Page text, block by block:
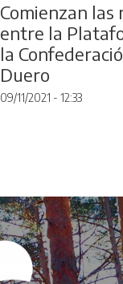
Comienzan las
entre la
la
Duero
09/11/2021 - 12:33